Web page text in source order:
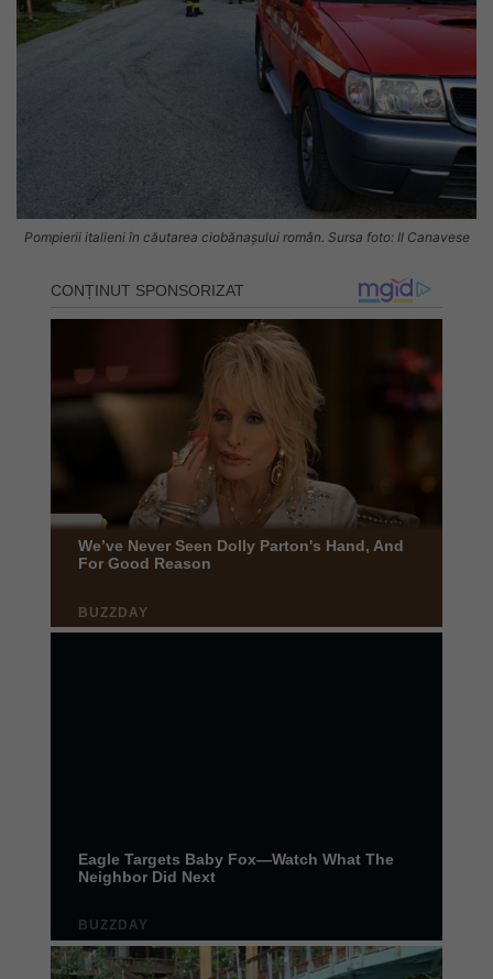
Pompierii italieni în căutarea ciobănașului român. Sursa foto: Il Canavese